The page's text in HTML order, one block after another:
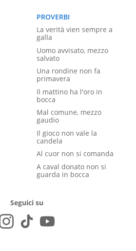
PROVERBI
La verità vien sempre a
galla
Uomo avvisato, mezzo
salvato
Una rondine non fa
primavera
Il mattino ha l'oro in
bocca
Mal comune, mezzo
gaudio
Il gioco non vale la
candela
Al cuor non si comanda
A caval donato non si
guarda in bocca
Seguici su